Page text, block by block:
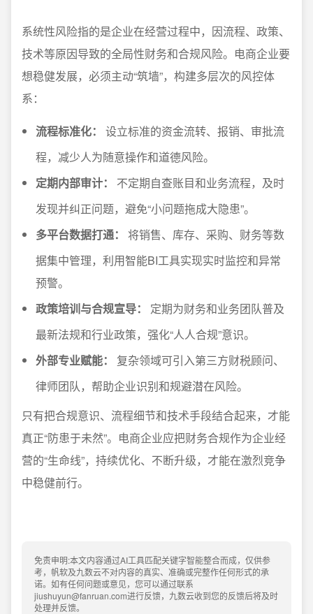
系统性风险指的是企业在经营过程中，因流程、政策、
技术等原因导致的全局性财务和合规风险。电商企业要
想稳健发展，必须主动“筑墙”，构建多层次的风控体
系：
流程标准化：
设立标准的资金流转、报销、审批流
程，减少人为随意操作和道德风险。
定期内部审计：
不定期自查账目和业务流程，及时
发现并纠正问题，避免“小问题拖成大隐患”。
多平台数据打通：
将销售、库存、采购、财务等数
据集中管理，利用智能BI工具实现实时监控和异常
预警。
政策培训与合规宣导：
定期为财务和业务团队普及
最新法规和行业政策，强化“人人合规”意识。
外部专业赋能：
复杂领域可引入第三方财税顾问、
律师团队，帮助企业识别和规避潜在风险。
只有把合规意识、流程细节和技术手段结合起来，才能
真正“防患于未然”。电商企业应把财务合规作为企业经
营的“生命线”，持续优化、不断升级，才能在激烈竞争
中稳健前行。
免责申明:本文内容通过AI工具匹配关键字智能整合而成，仅供参
考，帆软及九数云不对内容的真实、准确或完整作任何形式的承
诺。如有任何问题或意见，您可以通过联系
jiushuyun@fanruan.com进行反馈，九数云收到您的反馈后将及时
处理并反馈。